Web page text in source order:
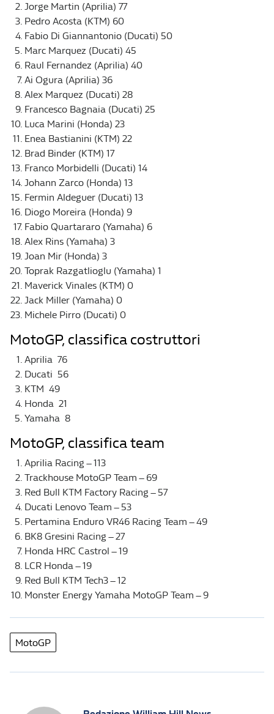
Jorge Martin (Aprilia) 77
Pedro Acosta (KTM) 60
Fabio Di Giannantonio (Ducati) 50
Marc Marquez (Ducati) 45
Raul Fernandez (Aprilia) 40
Ai Ogura (Aprilia) 36
Alex Marquez (Ducati) 28
Francesco Bagnaia (Ducati) 25
Luca Marini (Honda) 23
Enea Bastianini (KTM) 22
Brad Binder (KTM) 17
Franco Morbidelli (Ducati) 14
Johann Zarco (Honda) 13
Fermin Aldeguer (Ducati) 13
Diogo Moreira (Honda) 9
Fabio Quartararo (Yamaha) 6
Alex Rins (Yamaha) 3
Joan Mir (Honda) 3
Toprak Razgatlioglu (Yamaha) 1
Maverick Vinales (KTM) 0
Jack Miller (Yamaha) 0
Michele Pirro (Ducati) 0
MotoGP, classifica costruttori
Aprilia 76
Ducati 56
KTM 49
Honda 21
Yamaha 8
MotoGP, classifica team
Aprilia Racing – 113
Trackhouse MotoGP Team – 69
Red Bull KTM Factory Racing – 57
Ducati Lenovo Team – 53
Pertamina Enduro VR46 Racing Team – 49
BK8 Gresini Racing – 27
Honda HRC Castrol – 19
LCR Honda – 19
Red Bull KTM Tech3 – 12
Monster Energy Yamaha MotoGP Team – 9
MotoGP